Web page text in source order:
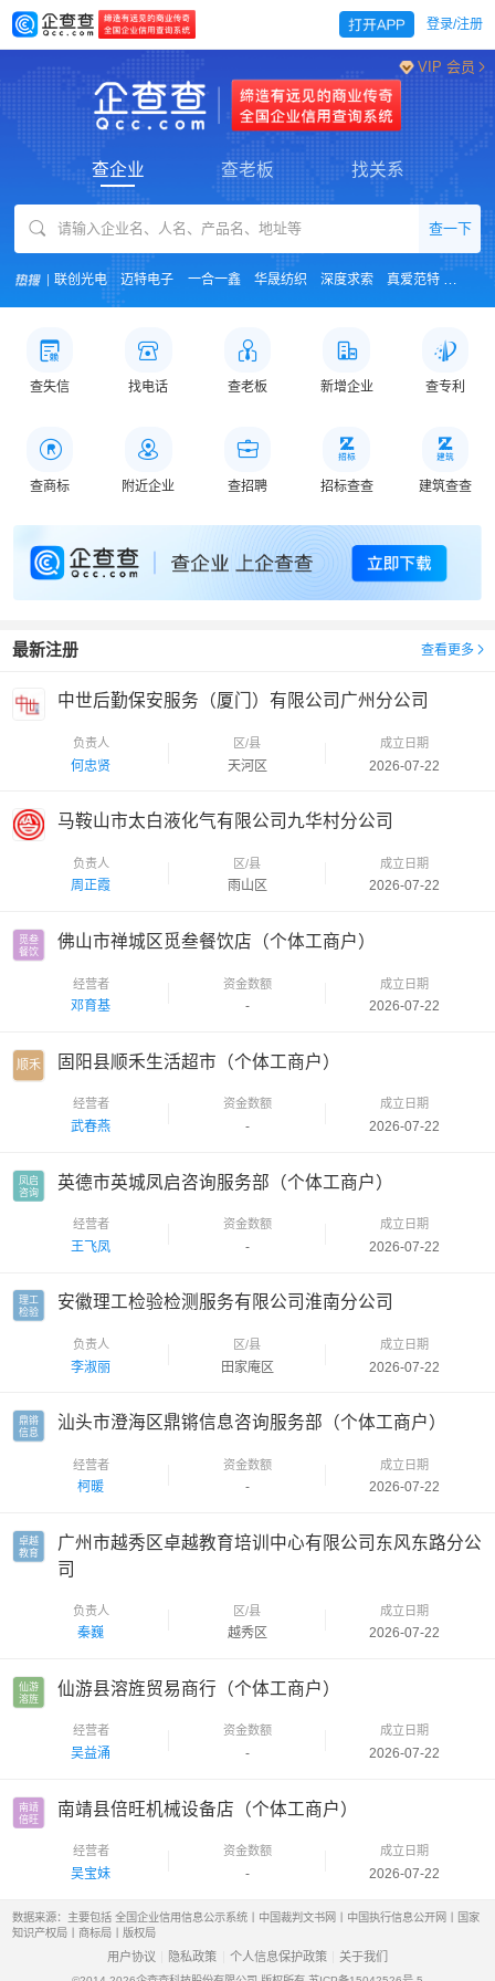
登录/注册
VIP 会员
查企业 查老板 找关系
查一下
联创光电 迈特电子 一合一鑫 华晟纺织 深度求索 真爱范特 华为
查失信 找电话 查老板 新增企业 查专利
查商标 附近企业 查招聘 招标查查 建筑查查
最新注册 查看更多
中世后勤保安服务（厦门）有限公司广州分公司
负责人
何忠贤
区/县
天河区
成立日期
2026-07-22
马鞍山市太白液化气有限公司九华村分公司
负责人
周正霞
区/县
雨山区
成立日期
2026-07-22
觅叁
餐饮
佛山市禅城区觅叁餐饮店（个体工商户）
经营者
邓育基
资金数额
-
成立日期
2026-07-22
顺禾 固阳县顺禾生活超市（个体工商户）
经营者
武春燕
资金数额
-
成立日期
2026-07-22
凤启
咨询
英德市英城凤启咨询服务部（个体工商户）
经营者
王飞凤
资金数额
-
成立日期
2026-07-22
理工
检验
安徽理工检验检测服务有限公司淮南分公司
负责人
李淑丽
区/县
田家庵区
成立日期
2026-07-22
鼎锵
信息
汕头市澄海区鼎锵信息咨询服务部（个体工商户）
经营者
柯暖
资金数额
-
成立日期
2026-07-22
卓越
教育
广州市越秀区卓越教育培训中心有限公司东风东路分公
司
负责人
秦巍
区/县
越秀区
成立日期
2026-07-22
仙游
溶旌
仙游县溶旌贸易商行（个体工商户）
经营者
吴益涌
资金数额
-
成立日期
2026-07-22
南靖
倍旺
南靖县倍旺机械设备店（个体工商户）
经营者
吴宝妹
资金数额
-
成立日期
2026-07-22
数据来源：主要包括 全国企业信用信息公示系统丨中国裁判文书网丨中国执行信息公开网丨国家
知识产权局丨商标局丨版权局
用户协议 隐私政策 个人信息保护政策 关于我们